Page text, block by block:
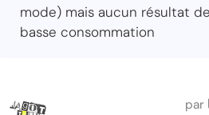
mode) mais aucun résultat
basse consommation
par